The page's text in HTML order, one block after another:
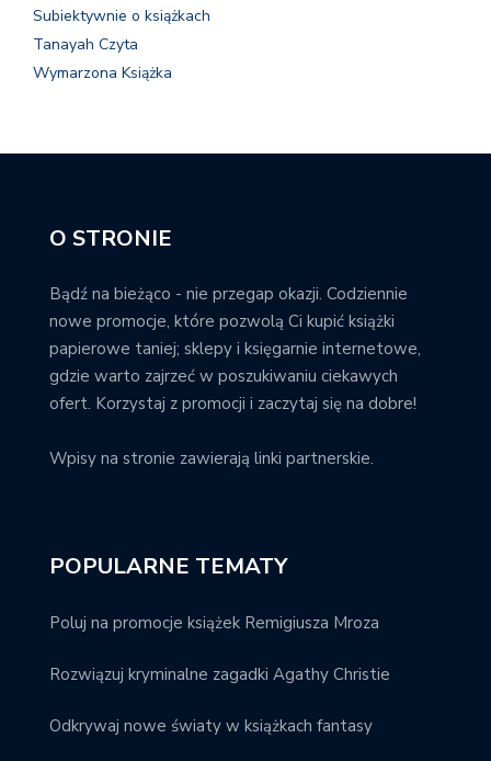
Subiektywnie o książkach
Tanayah Czyta
Wymarzona Książka
O STRONIE
Bądź na bieżąco - nie przegap okazji. Codziennie
nowe promocje, które pozwolą Ci kupić książki
papierowe taniej; sklepy i księgarnie internetowe,
gdzie warto zajrzeć w poszukiwaniu ciekawych
ofert. Korzystaj z promocji i zaczytaj się na dobre!
Wpisy na stronie zawierają linki partnerskie.
POPULARNE TEMATY
Poluj na promocje książek Remigiusza Mroza
Rozwiązuj kryminalne zagadki Agathy Christie
Odkrywaj nowe światy w książkach fantasy